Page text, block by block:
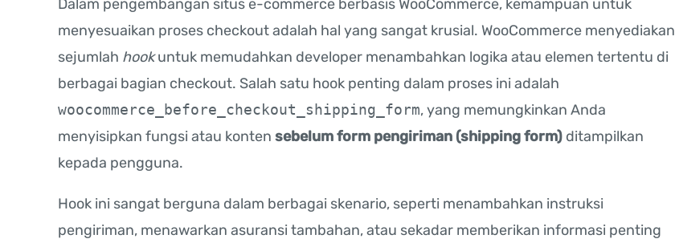
Dalam pengembangan situs e-commerce berbasis WooCommerce, kemampuan untuk
menyesuaikan proses checkout adalah hal yang sangat krusial. WooCommerce menyediakan
sejumlah hookuntuk memudahkan developer menambahkan logika atau elemen tertentu di
berbagai bagian checkout. Salah satu hook penting dalam proses ini adalah
woocommerce_before_checkout_shipping_form, yang memungkinkan Anda
menyisipkan fungsi atau konten sebelum form pengiriman (shipping form) ditampilkan
kepada pengguna.
Hook ini sangat berguna dalam berbagai skenario, seperti menambahkan instruksi
pengiriman, menawarkan asuransi tambahan, atau sekadar memberikan informasi penting